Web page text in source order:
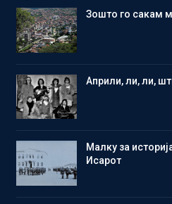
Зошто го сакам
Aприли, ли, ли,
Малку за
Исарот